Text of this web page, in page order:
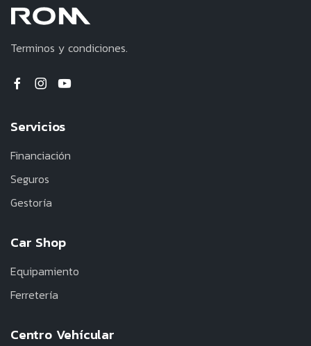
Terminos y condiciones.
Servicios
Financiación
Seguros
Gestoría
Car Shop
Equipamiento
Ferretería
Centro Vehícular